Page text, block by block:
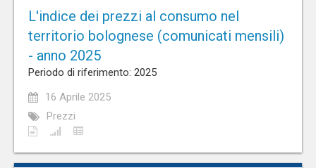
L'indice dei prezzi al consumo nel
territorio bolognese (comunicati mensili)
- anno 2025
Periodo di riferimento: 2025
16 Aprile 2025
Prezzi